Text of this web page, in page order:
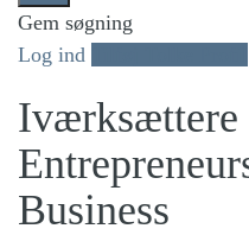
Gem søgning
Log ind
Iværksættere
Business